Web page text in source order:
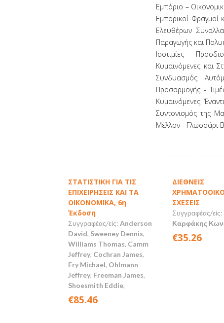
Εμπόριο –
Εμπορικοί Φραγμοί
Ελευθέρων
Παραγωγής και
Ισοτιμίες -
Κυμαινόμενες και
Συνδυασμός
Προσαρμογής -
Κυμαινόμενες
Συντονισμός της
Μέλλον - Γλωσσάρι
ΣΤΑΤΙΣΤΙΚΗ ΓΙΑ ΤΙΣ
ΕΠΙΧΕΙΡΗΣΕΙΣ ΚΑΙ ΤΑ
ΟΙΚΟΝΟΜΙΚΑ, 6η
Έκδοση
Συγγραφέας/είς: Anderson
David, Sweeney Dennis,
Williams Thomas, Camm
Jeffrey, Cochran James,
Fry Michael, Ohlmann
Jeffrey, Freeman James,
Shoesmith Eddie,
€85.46
ΔΙΕΘΝΕΙΣ
ΣΧΕΣΕΙΣ
Συγγραφέας/είς:
Καρφάκης
€35.26